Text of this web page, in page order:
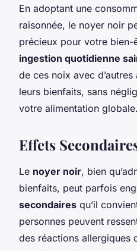
En adoptant une
raisonnée, le noyer noir
précieux pour votre bien-
ingestion quotidienne
de ces noix avec
leurs bienfaits, sans
votre alimentation globale.
Effets
Le noyer noir, bien
bienfaits, peut parfois
secondaires qu’il
personnes peuvent
des réactions allergiques